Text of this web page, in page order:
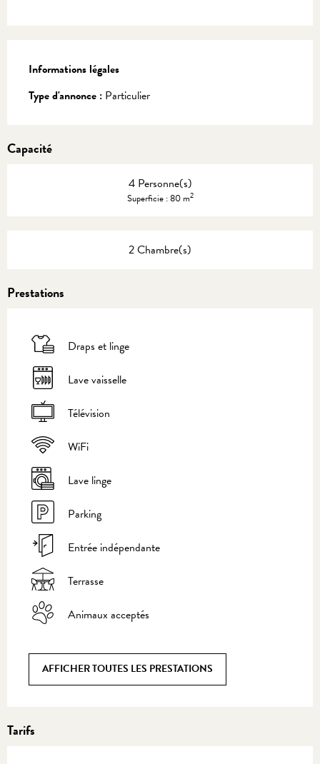
Informations légales
Informations légales
Type d'annonce : Particulier
Capacité
4 Personne(s)
Superficie : 80 m2
2 Chambre(s)
Prestations
Draps et linge
Lave vaisselle
Télévision
WiFi
Lave linge
Parking
Entrée indépendante
Terrasse
Animaux acceptés
AFFICHER TOUTES LES PRESTATIONS
Tarifs